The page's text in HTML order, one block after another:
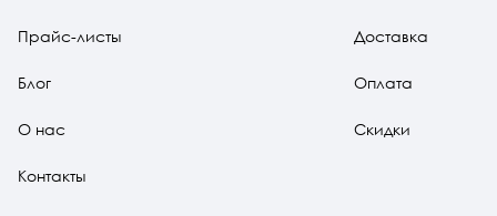
Прайс-листы
Блог
О нас
Контакты
Доставка
Оплата
Скидки